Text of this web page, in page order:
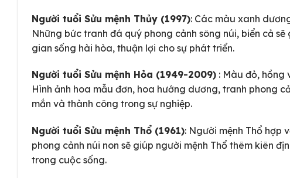
Người tuổi Sửu mệnh Thủy (1997): Các màu xanh
Những bức tranh đá quý phong cảnh sông núi, biển cả
gian sống hài hòa, thuận lợi cho sự phát triển.
Người tuổi Sửu mệnh Hỏa (1949-2009) : Màu đỏ, hồng
Hình ảnh hoa mẫu đơn, hoa hướng dương, tranh phong
mắn và thành công trong sự nghiệp.
Người tuổi Sửu mệnh Thổ (1961): Người mệnh Thổ hợp
phong cảnh núi non sẽ giúp người mệnh Thổ thêm kiên
trong cuộc sống.